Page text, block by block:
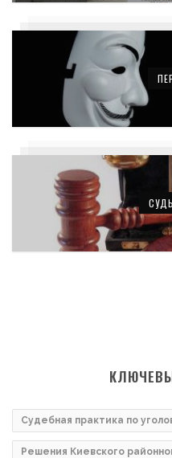
Судебная практика по
Решения Киевского